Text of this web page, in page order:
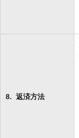
8. 返済方法